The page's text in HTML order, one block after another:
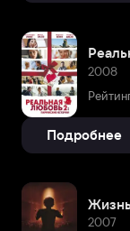
2008
Подробнее
2007